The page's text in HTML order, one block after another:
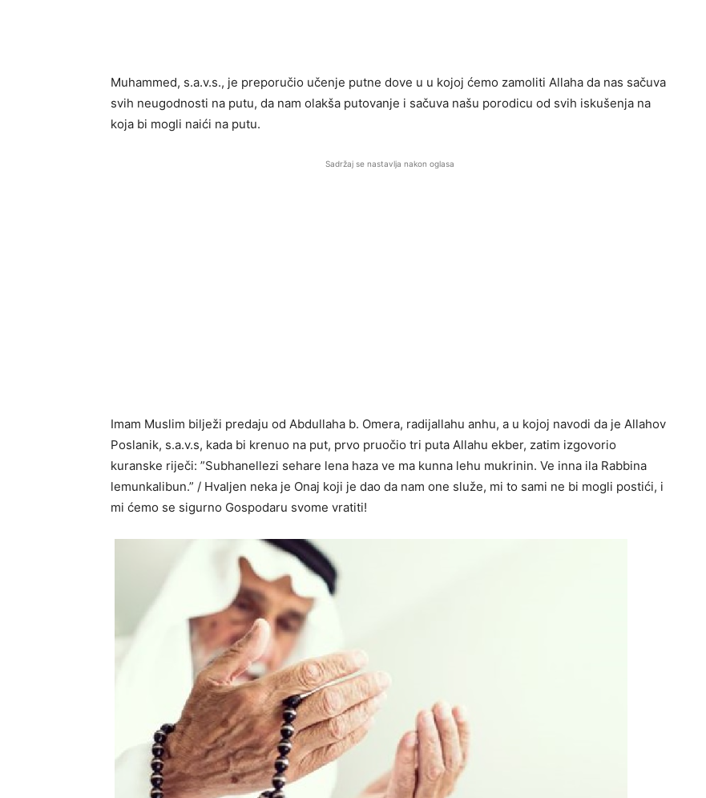
Muhammed, s.a.v.s., je preporučio učenje putne dove u u kojoj ćemo zamoliti Allaha da nas sačuva
svih neugodnosti na putu, da nam olakša putovanje i sačuva našu porodicu od svih iskušenja na
koja bi mogli naići na putu.
Sadržaj se nastavlja nakon oglasa
Imam Muslim bilježi predaju od Abdullaha b. Omera, radijallahu anhu, a u kojoj navodi da je Allahov
Poslanik, s.a.v.s, kada bi krenuo na put, prvo pruočio tri puta Allahu ekber, zatim izgovorio
kuranske riječi: ”Subhanellezi sehare lena haza ve ma kunna lehu mukrinin. Ve inna ila Rabbina
lemunkalibun.” / Hvaljen neka je Onaj koji je dao da nam one služe, mi to sami ne bi mogli postići, i
mi ćemo se sigurno Gospodaru svome vratiti!